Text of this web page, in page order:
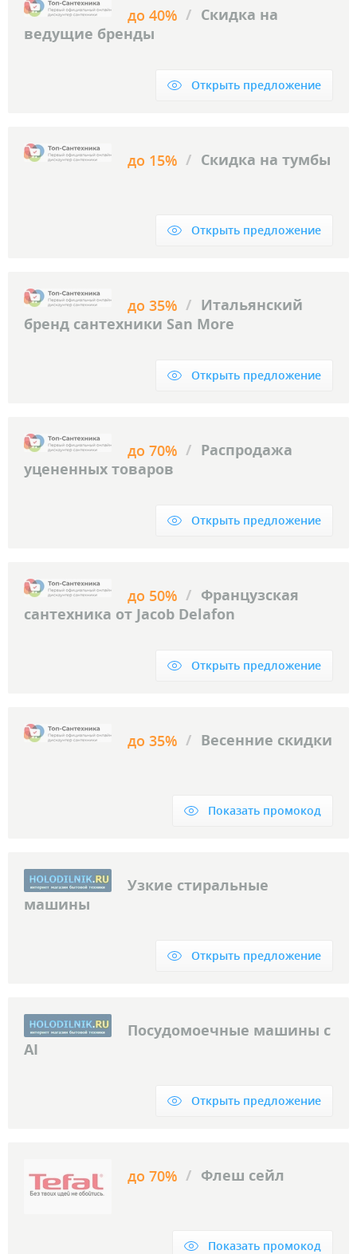
до 40% / Скидка на
ведущие бренды
Открыть предложение
до 15% / Скидка на тумбы
Открыть предложение
до 35% / Итальянский
бренд сантехники San More
Открыть предложение
до 70% / Распродажа
уцененных товаров
Открыть предложение
до 50% / Французская
сантехника от Jacob Delafon
Открыть предложение
до 35% / Весенние скидки
Показать промокод
Узкие стиральные
машины
Открыть предложение
Посудомоечные машины с
AI
Открыть предложение
до 70% / Флеш сейл
Показать промокод